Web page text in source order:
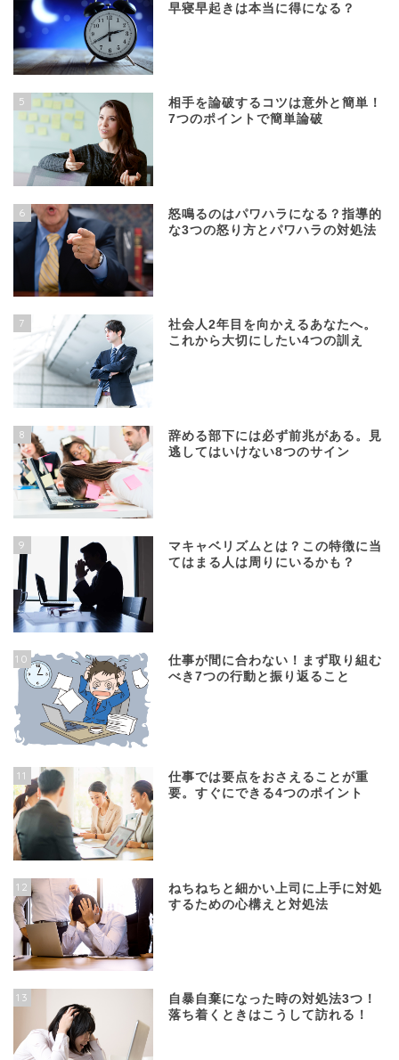
早寝早起きは本当に得になる？
5
相手を論破するコツは意外と簡単！
7つのポイントで簡単論破
6
怒鳴るのはパワハラになる？指導的
な3つの怒り方とパワハラの対処法
7
社会人2年目を向かえるあなたへ。
これから大切にしたい4つの訓え
8
辞める部下には必ず前兆がある。見
逃してはいけない8つのサイン
9
マキャベリズムとは？この特徴に当
てはまる人は周りにいるかも？
10
仕事が間に合わない！まず取り組む
べき7つの行動と振り返ること
11
仕事では要点をおさえることが重
要。すぐにできる4つのポイント
12
ねちねちと細かい上司に上手に対処
するための心構えと対処法
13
自暴自棄になった時の対処法3つ！
落ち着くときはこうして訪れる！